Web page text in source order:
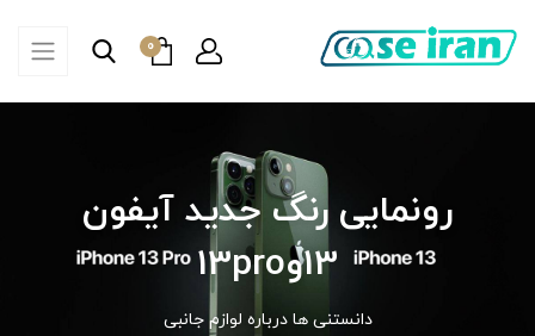
0
رونمایی رنگ جدید آیفون
13و13pro
دانستنی ها درباره لوازم جانبی